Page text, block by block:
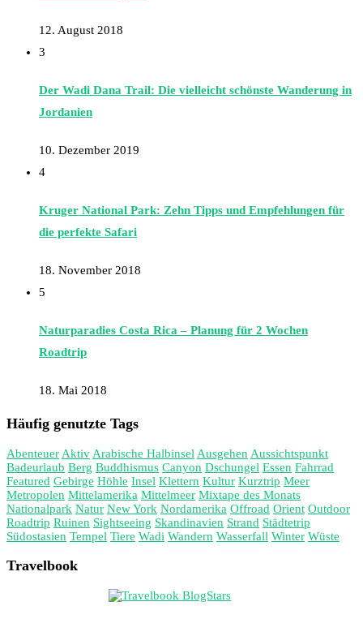
12. August 2018
3
Der Wadi Dana Trail: Die vielleicht schönste Wanderung in
Jordanien
10. Dezember 2019
4
Kruger National Park: Zehn Tipps und Empfehlungen für
die perfekte Safari
18. November 2018
5
Naturparadies Costa Rica – Planung für 2 Wochen
Roadtrip
18. Mai 2018
Häufig genutzte Tags
Abenteuer Aktiv Arabische Halbinsel Ausgehen Aussichtspunkt
Badeurlaub Berg Buddhismus Canyon Dschungel Essen Fahrrad
Featured Gebirge Höhle Insel Klettern Kultur Kurztrip Meer
Metropolen Mittelamerika Mittelmeer Mixtape des Monats
Nationalpark Natur New York Nordamerika Offroad Orient Outdoor
Roadtrip Ruinen Sightseeing Skandinavien Strand Städtetrip
Südostasien Tempel Tiere Wadi Wandern Wasserfall Winter Wüste
Travelbook